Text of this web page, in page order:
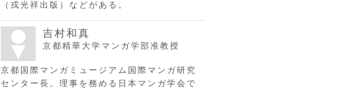
（戎光祥出版）などがある。
吉村和真
京都精華大学マンガ学部准教授
京都国際マンガミュージアム国際マンガ研究
センター長。理事を務める日本マンガ学会で